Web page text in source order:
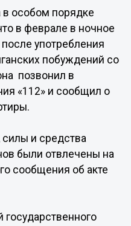
в особом порядке
в феврале в ночное
употребления
побуждений со
позвонил в
«112» и сообщил о
силы и средства
были отвлечены на
сообщения об акте
государственного